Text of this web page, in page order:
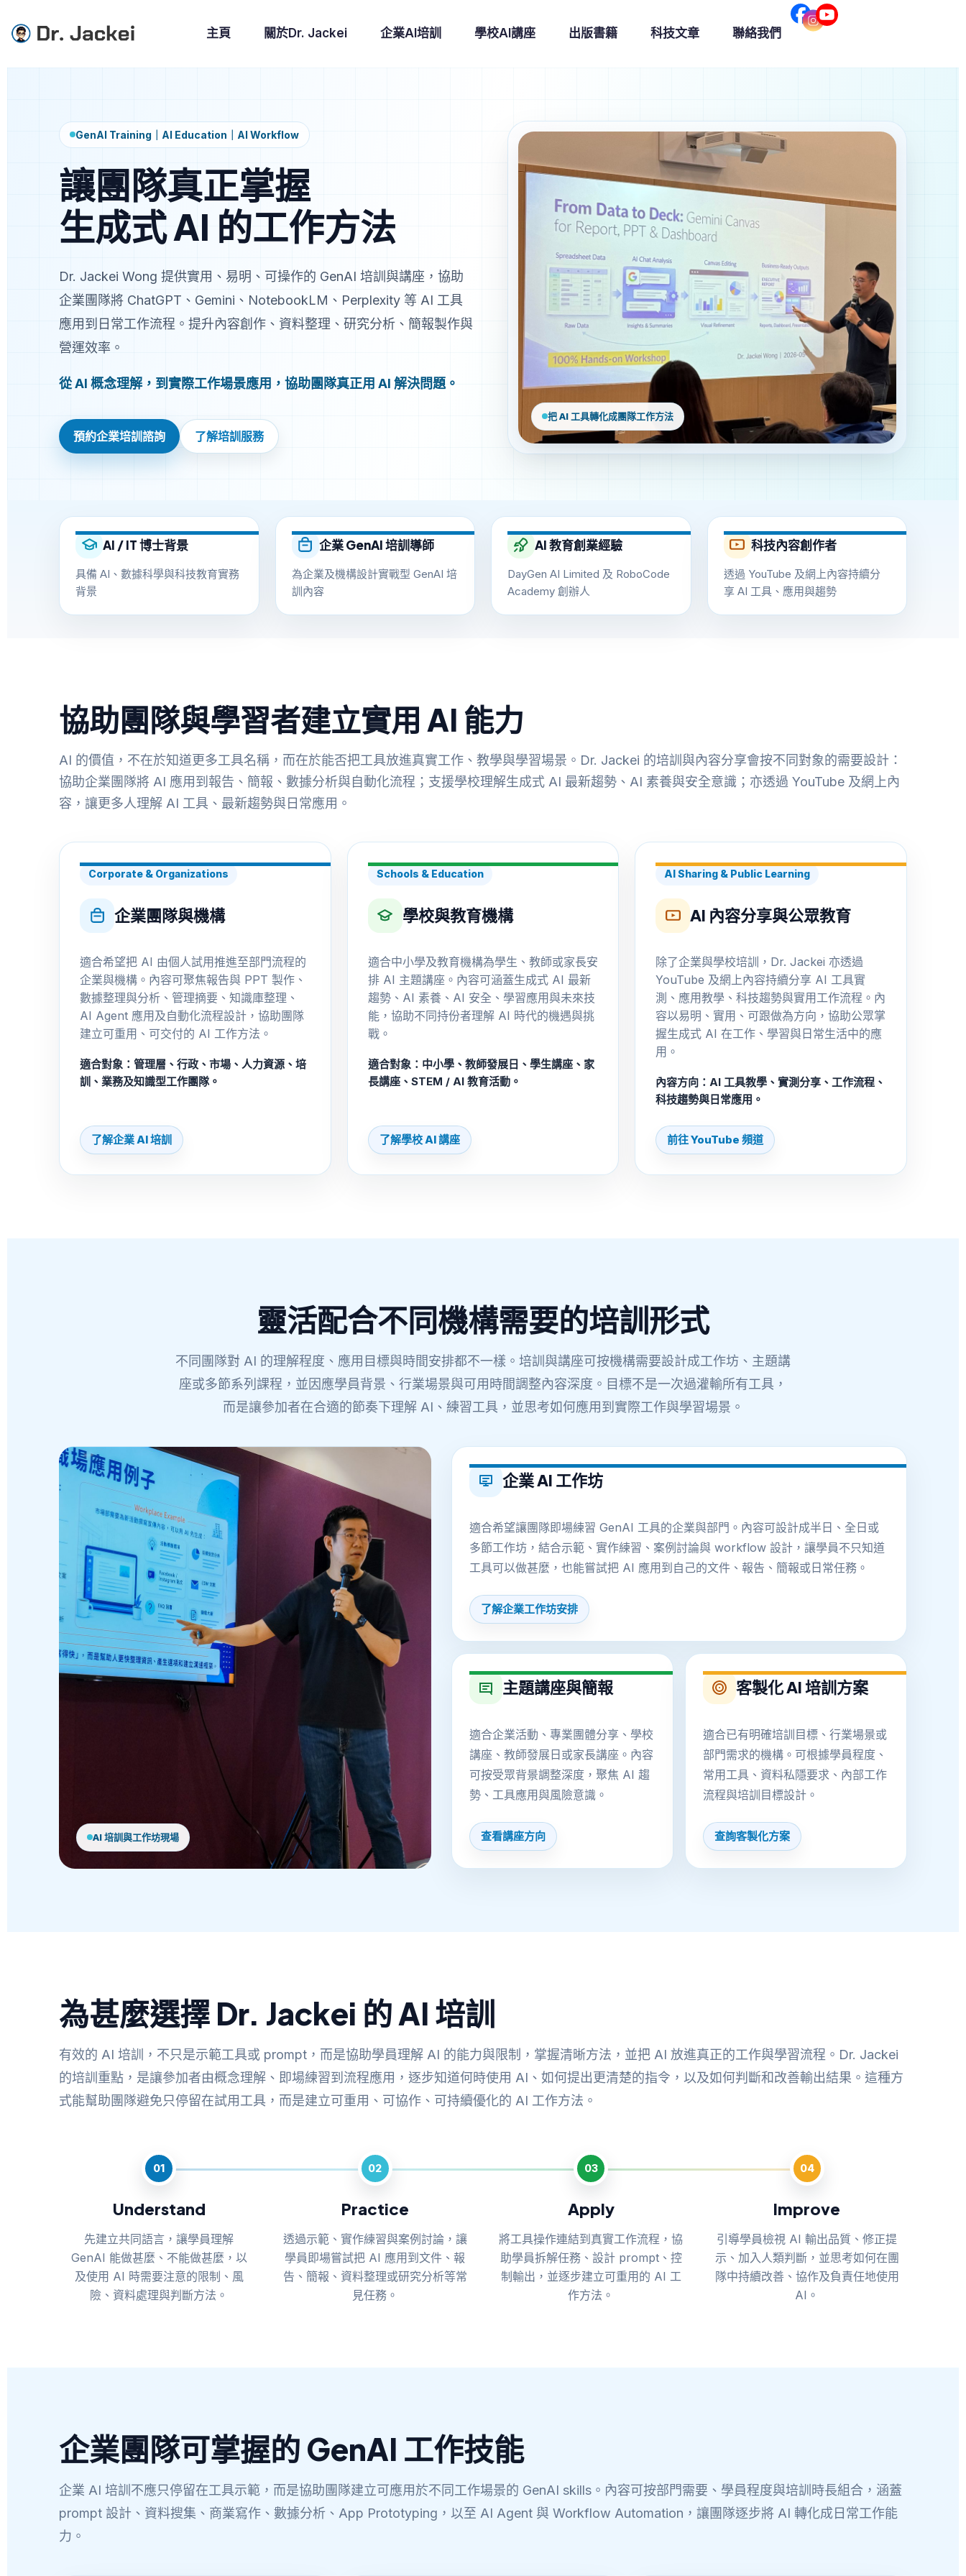
主頁 關於Dr. Jackei 企業AI培訓 學校AI講座 出版書籍 科技文章 聯絡我們
GenAI Training｜AI Education｜AI Workflow
讓團隊真正掌握
生成式 AI 的工作方法
Dr. Jackei Wong 提供實用、易明、可操作的 GenAI 培訓與講座，協助
企業團隊將 ChatGPT、Gemini、NotebookLM、Perplexity 等 AI 工具
應用到日常工作流程。提升內容創作、資料整理、研究分析、簡報製作與
營運效率。
從 AI 概念理解，到實際工作場景應用，協助團隊真正用 AI 解決問題。
預約企業培訓諮詢 了解培訓服務
把 AI 工具轉化成團隊工作方法
AI / IT 博士背景
具備 AI、數據科學與科技教育實務
背景
企業 GenAI 培訓導師
為企業及機構設計實戰型 GenAI 培
訓內容
AI 教育創業經驗
DayGen AI Limited 及 RoboCode
Academy 創辦人
科技內容創作者
透過 YouTube 及網上內容持續分
享 AI 工具、應用與趨勢
協助團隊與學習者建立實用 AI 能力
AI 的價值，不在於知道更多工具名稱，而在於能否把工具放進真實工作、教學與學習場景。Dr. Jackei 的培訓與內容分享會按不同對象的需要設計：
協助企業團隊將 AI 應用到報告、簡報、數據分析與自動化流程；支援學校理解生成式 AI 最新趨勢、AI 素養與安全意識；亦透過 YouTube 及網上內
容，讓更多人理解 AI 工具、最新趨勢與日常應用。
Corporate & Organizations
企業團隊與機構
適合希望把 AI 由個人試用推進至部門流程的
企業與機構。內容可聚焦報告與 PPT 製作、
數據整理與分析、管理摘要、知識庫整理、
AI Agent 應用及自動化流程設計，協助團隊
建立可重用、可交付的 AI 工作方法。
適合對象：管理層、行政、市場、人力資源、培
訓、業務及知識型工作團隊。
了解企業 AI 培訓
Schools & Education
學校與教育機構
適合中小學及教育機構為學生、教師或家長安
排 AI 主題講座。內容可涵蓋生成式 AI 最新
趨勢、AI 素養、AI 安全、學習應用與未來技
能，協助不同持份者理解 AI 時代的機遇與挑
戰。
適合對象：中小學、教師發展日、學生講座、家
長講座、STEM / AI 教育活動。
了解學校 AI 講座
AI Sharing & Public Learning
AI 內容分享與公眾教育
除了企業與學校培訓，Dr. Jackei 亦透過
YouTube 及網上內容持續分享 AI 工具實
測、應用教學、科技趨勢與實用工作流程。內
容以易明、實用、可跟做為方向，協助公眾掌
握生成式 AI 在工作、學習與日常生活中的應
用。
內容方向：AI 工具教學、實測分享、工作流程、
科技趨勢與日常應用。
前往 YouTube 頻道
靈活配合不同機構需要的培訓形式
不同團隊對 AI 的理解程度、應用目標與時間安排都不一樣。培訓與講座可按機構需要設計成工作坊、主題講
座或多節系列課程，並因應學員背景、行業場景與可用時間調整內容深度。目標不是一次過灌輸所有工具，
而是讓參加者在合適的節奏下理解 AI、練習工具，並思考如何應用到實際工作與學習場景。
AI 培訓與工作坊現場
企業 AI 工作坊
適合希望讓團隊即場練習 GenAI 工具的企業與部門。內容可設計成半日、全日或
多節工作坊，結合示範、實作練習、案例討論與 workflow 設計，讓學員不只知道
工具可以做甚麼，也能嘗試把 AI 應用到自己的文件、報告、簡報或日常任務。
了解企業工作坊安排
主題講座與簡報
適合企業活動、專業團體分享、學校
講座、教師發展日或家長講座。內容
可按受眾背景調整深度，聚焦 AI 趨
勢、工具應用與風險意識。
查看講座方向
客製化 AI 培訓方案
適合已有明確培訓目標、行業場景或
部門需求的機構。可根據學員程度、
常用工具、資料私隱要求、內部工作
流程與培訓目標設計。
查詢客製化方案
為甚麼選擇 Dr. Jackei 的 AI 培訓
有效的 AI 培訓，不只是示範工具或 prompt，而是協助學員理解 AI 的能力與限制，掌握清晰方法，並把 AI 放進真正的工作與學習流程。Dr. Jackei
的培訓重點，是讓參加者由概念理解、即場練習到流程應用，逐步知道何時使用 AI、如何提出更清楚的指令，以及如何判斷和改善輸出結果。這種方
式能幫助團隊避免只停留在試用工具，而是建立可重用、可協作、可持續優化的 AI 工作方法。
01
Understand
先建立共同語言，讓學員理解
GenAI 能做甚麼、不能做甚麼，以
及使用 AI 時需要注意的限制、風
險、資料處理與判斷方法。
02
Practice
透過示範、實作練習與案例討論，讓
學員即場嘗試把 AI 應用到文件、報
告、簡報、資料整理或研究分析等常
見任務。
03
Apply
將工具操作連結到真實工作流程，協
助學員拆解任務、設計 prompt、控
制輸出，並逐步建立可重用的 AI 工
作方法。
04
Improve
引導學員檢視 AI 輸出品質、修正提
示、加入人類判斷，並思考如何在團
隊中持續改善、協作及負責任地使用
AI。
企業團隊可掌握的 GenAI 工作技能
企業 AI 培訓不應只停留在工具示範，而是協助團隊建立可應用於不同工作場景的 GenAI skills。內容可按部門需要、學員程度與培訓時長組合，涵蓋
prompt 設計、資料搜集、商業寫作、數據分析、App Prototyping，以至 AI Agent 與 Workflow Automation，讓團隊逐步將 AI 轉化成日常工作能
力。